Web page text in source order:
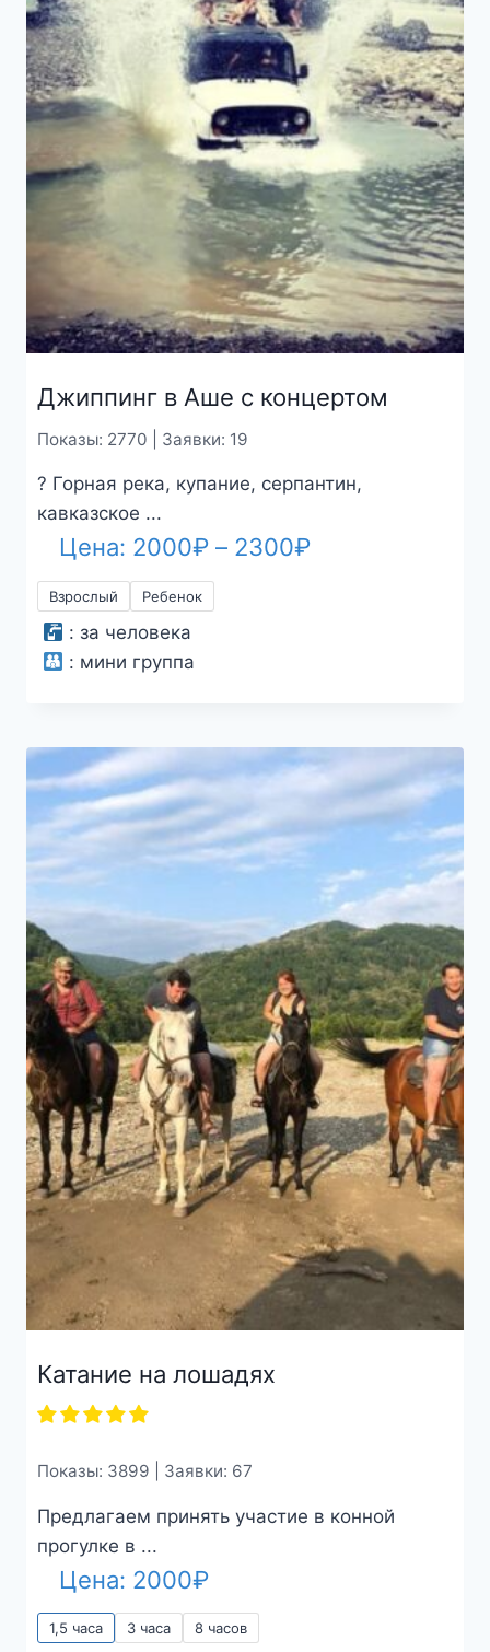
Джиппинг в Аше с концертом
Показы: 2770 | Заявки: 19
? Горная река, купание, серпантин,
кавказское ...
Цена: 2000₽ – 2300₽Диапазон
Взрослый Ребенок
: за человека
: мини группа
Катание на лошадях
Показы: 3899 | Заявки: 67
Предлагаем принять участие в конной
прогулке в ...
Цена: 2000₽
1,5 часа 3 часа 8 часов